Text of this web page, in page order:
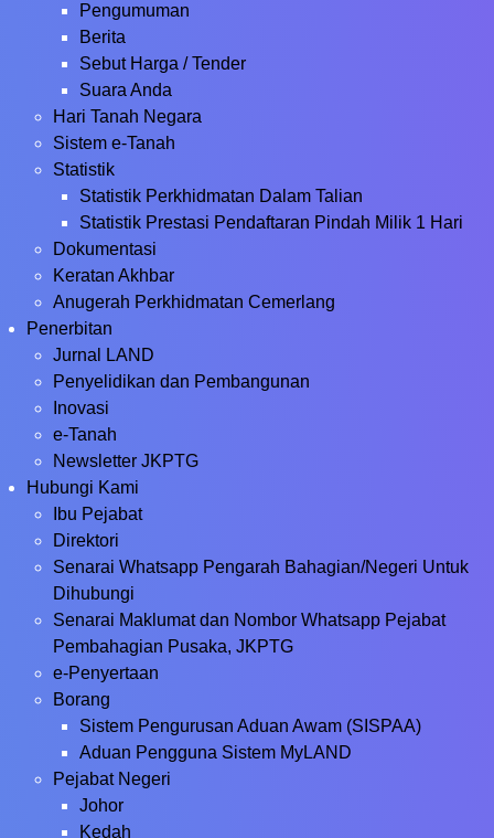
Pengumuman
Berita
Sebut Harga / Tender
Suara Anda
Hari Tanah Negara
Sistem e-Tanah
Statistik
Statistik Perkhidmatan Dalam Talian
Statistik Prestasi Pendaftaran Pindah Milik 1 Hari
Dokumentasi
Keratan Akhbar
Anugerah Perkhidmatan Cemerlang
Penerbitan
Jurnal LAND
Penyelidikan dan Pembangunan
Inovasi
e-Tanah
Newsletter JKPTG
Hubungi Kami
Ibu Pejabat
Direktori
Senarai Whatsapp Pengarah Bahagian/Negeri Untuk
Dihubungi
Senarai Maklumat dan Nombor Whatsapp Pejabat
Pembahagian Pusaka, JKPTG
e-Penyertaan
Borang
Sistem Pengurusan Aduan Awam (SISPAA)
Aduan Pengguna Sistem MyLAND
Pejabat Negeri
Johor
Kedah